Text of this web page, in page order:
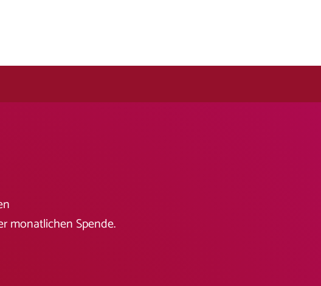
monatlichen Spende.